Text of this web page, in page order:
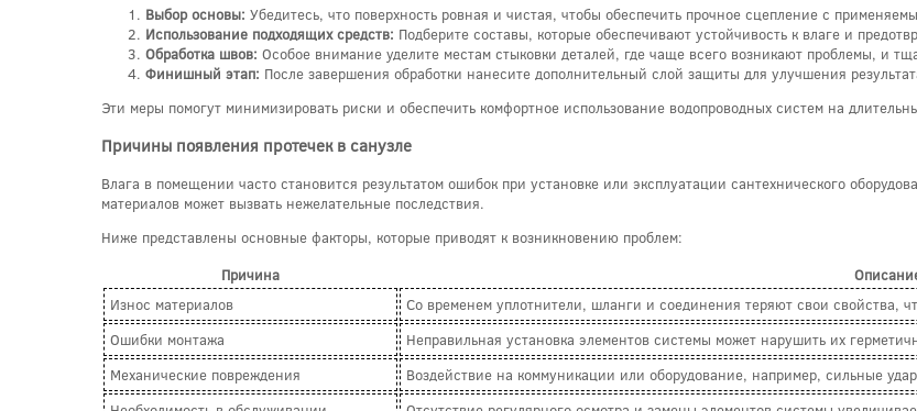
Выбор основы: Убедитесь, что поверхность ровная и чистая, чтобы обеспечить прочное сцепление с
Использование подходящих средств: Подберите составы, которые обеспечивают устойчивость к влаге и
Обработка швов: Особое внимание уделите местам стыковки деталей, где чаще всего возникают проблемы, и
Финишный этап: После завершения обработки нанесите дополнительный слой защиты для улучшения
Эти меры помогут минимизировать риски и обеспечить комфортное использование водопроводных систем на
Причины появления протечек в санузле
Влага в помещении часто становится результатом ошибок при установке или эксплуатации сантехнического
материалов может вызвать нежелательные последствия.
Ниже представлены основные факторы, которые приводят к возникновению проблем:
Причина
Износ материалов
Со временем уплотнители, шланги и соединения теряют свои свойства,
Ошибки монтажа
Неправильная установка элементов системы может нарушить их
Механические повреждения
Воздействие на коммуникации или оборудование, например, сильные